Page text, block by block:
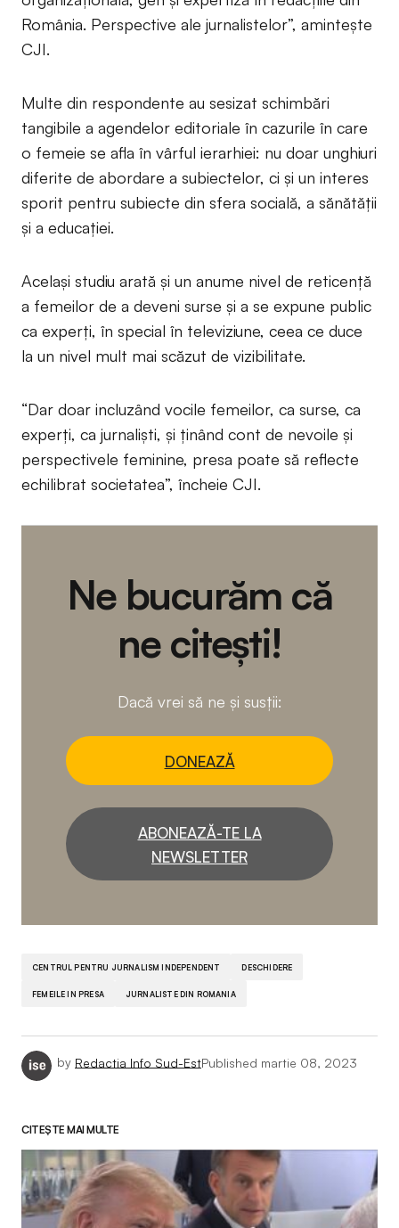
România. Perspective ale jurnalistelor”, amintește
CJI.
Multe din respondente au sesizat schimbări
tangibile a agendelor editoriale în cazurile în care
o femeie se afla în vârful ierarhiei: nu doar unghiuri
diferite de abordare a subiectelor, ci și un interes
sporit pentru subiecte din sfera socială, a sănătății
și a educației.
Același studiu arată și un anume nivel de reticență
a femeilor de a deveni surse și a se expune public
ca experți, în special în televiziune, ceea ce duce
la un nivel mult mai scăzut de vizibilitate.
“Dar doar incluzând vocile femeilor, ca surse, ca
experți, ca jurnaliști, și ținând cont de nevoile și
perspectivele feminine, presa poate să reflecte
echilibrat societatea”, încheie CJI.
Ne bucurăm că
ne citești!
Dacă vrei să ne și susții:
DONEAZĂ
ABONEAZĂ-TE LA
NEWSLETTER
CENTRUL PENTRU JURNALISM INDEPENDENT DESCHIDERE
FEMEILE IN PRESA JURNALISTE DIN ROMANIA
by Redactia Info Sud-EstPublished martie 08, 2023
CITEȘTE MAI MULTE